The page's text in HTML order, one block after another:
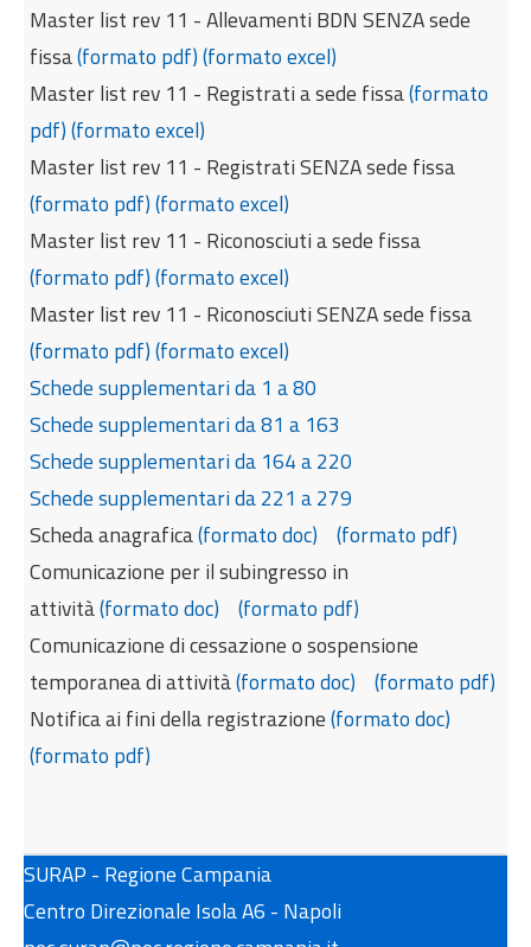
Master list rev 11 - Allevamenti BDN SENZA sede
fissa(formato pdf)(formato excel)
Master list rev 11 - Registrati a sede fissa(formato
pdf)(formato excel)
Master list rev 11 - Registrati SENZA sede fissa
(formato pdf)(formato excel)
Master list rev 11 - Riconosciuti a sede fissa
(formato pdf)(formato excel)
Master list rev 11 - Riconosciuti SENZA sede fissa
(formato pdf)(formato excel)
Schede supplementari da 1 a 80
Schede supplementari da 81 a 163
Schede supplementari da 164 a 220
Schede supplementari da 221 a 279
Scheda anagrafica(formato doc)
(formato pdf)
Comunicazione per il subingresso in
attività(formato doc)
(formato pdf)
Comunicazione di cessazione o sospensione
temporanea di attività(formato doc)
(formato pdf)
Notifica ai fini della registrazione(formato doc)
(formato pdf)
SURAP - Regione Campania
Centro Direzionale Isola A6 - Napoli